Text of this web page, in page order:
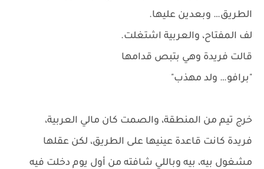
الطريق… وبعدين عليها.
لف المفتاح، والعربية اشتغلت.
قالت فريدة وهي بتبص قدامها
"برافو… ولد مهذب"
خرج تيم من المنطقة، والصمت كان مالي العربية،
فريدة كانت قاعدة عينيها على الطريق، لكن عقلها
مشغول بيه، بيه وباللي شافته من أول يوم دخلت فيه